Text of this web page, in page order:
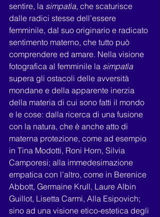
sentire, la simpatìa, che scaturisce
dalle radici stesse dell’essere
femminile, dal suo originario e radicato
sentimento materno, che tutto può
comprendere ed amare. Nella visione
fotografica al femminile la simpatìa
supera gli ostacoli delle avversità
mondane e della apparente inerzia
della materia di cui sono fatti il mondo
e le cose: dalla ricerca di una fusione
con la natura, che è anche atto di
materna protezione, come ad esempio
in Tina Modotti, Roni Horn, Silvia
Camporesi; alla immedesimazione
empatica con l’altro, come in Berenice
Abbott, Germaine Krull, Laure Albin
Guillot, Lisetta Carmi, Alla Esipovich;
sino ad una visione etico-estetica degli